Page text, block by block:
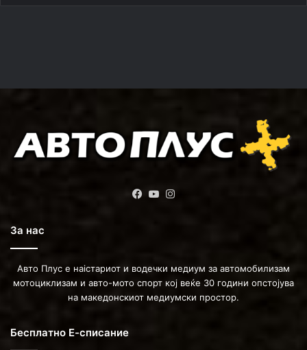
Facebook
YouTube
За нас
Авто Плус е наістариот и водечки медиум за автомобилизам
мотоциклизам и авто-мото спорт кој веќе 30 години опстојува
на македонскиот медиумски простор.
Бесплатно Е-списание